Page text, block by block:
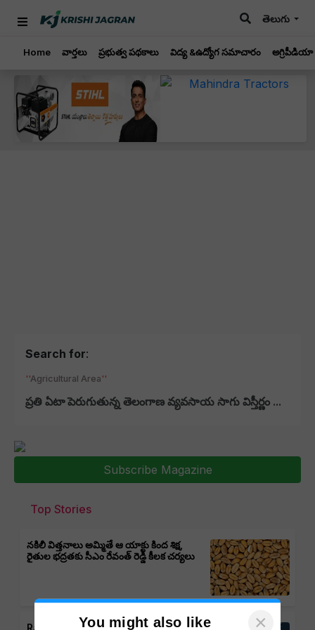
తెలుగు
Home వార్తలు ప్రభుత్వ పథకాలు విద్య &ఉద్యోగ సమాచారం అగ్రిపీడియా
Search for:
Agricultural Area
ప్రతి ఏటా పెరుగుతున్న తెలంగాణ వ్యవసాయ సాగు విస్తీర్ణం ...
Subscribe Magazine
Top Stories
నకిలీ విత్తనాలు అమ్మితే ఆ యాక్టు కింద శిక్ష,
రైతుల భద్రతకు సీఎం రేవంత్ రెడ్డి కీలక చర్యలు
You might also like ×